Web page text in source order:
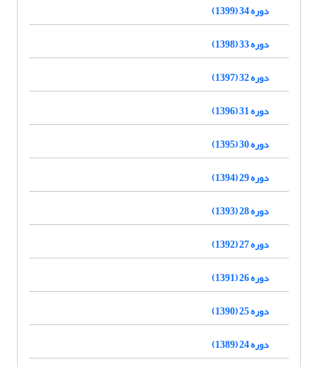
دوره 34 (1399)
دوره 33 (1398)
دوره 32 (1397)
دوره 31 (1396)
دوره 30 (1395)
دوره 29 (1394)
دوره 28 (1393)
دوره 27 (1392)
دوره 26 (1391)
دوره 25 (1390)
دوره 24 (1389)